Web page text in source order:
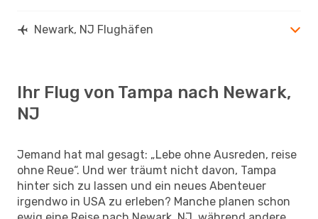
Newark, NJ Flughäfen
Ihr Flug von Tampa nach Newark,
NJ
Jemand hat mal gesagt: „Lebe ohne Ausreden, reise
ohne Reue“. Und wer träumt nicht davon, Tampa
hinter sich zu lassen und ein neues Abenteuer
irgendwo in USA zu erleben? Manche planen schon